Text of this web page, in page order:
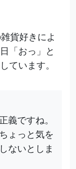
貨好きによ
「おっ」と
ています。
義ですね。
ょっと気を
ないとしま